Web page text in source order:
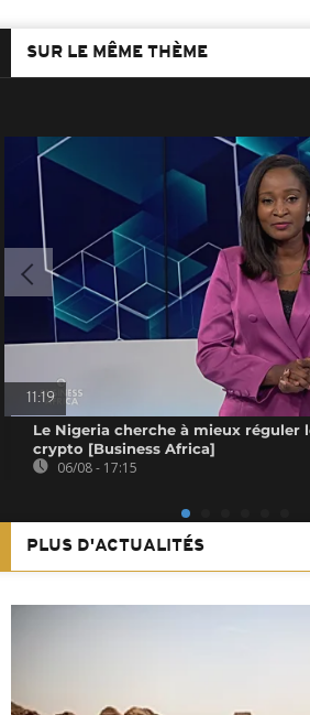
SUR LE MÊME THÈME
11:19
Le Nigeria cherche à mieux réguler
crypto [Business Africa]
06/08 - 17:15
PLUS D'ACTUALITÉS